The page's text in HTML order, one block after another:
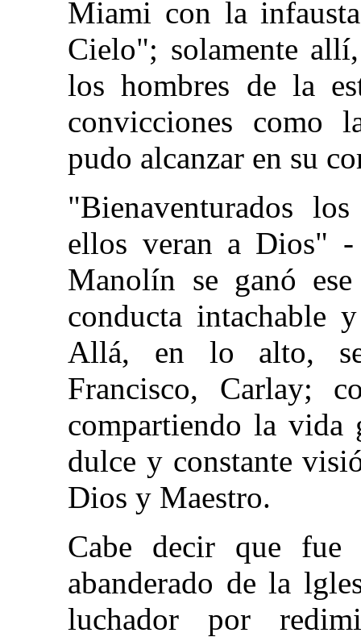
Miami con la
Cielo"; solamente
los hombres de la
convicciones como
pudo alcanzar en su
"Bienaventurados
ellos veran a Dios"
Manolín se ganó
conducta intachable
Allá, en lo alto, se
Francisco, Carlay;
compartiendo la vida
dulce y constante
Dios y Maestro.
Cabe decir que
abanderado de la
luchador por